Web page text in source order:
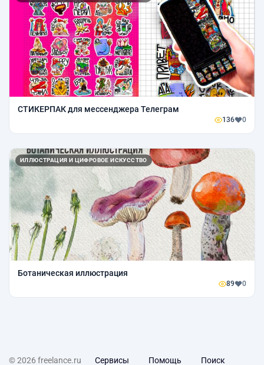
СТИКЕРПАК для мессенджера Телеграм
136 0
ИЛЛЮСТРАЦИЯ И ЦИФРОВОЕ ИСКУССТВО
Ботаническая иллюстрация
89 0
© 2026 freelance.ru Сервисы Помощь Поиск